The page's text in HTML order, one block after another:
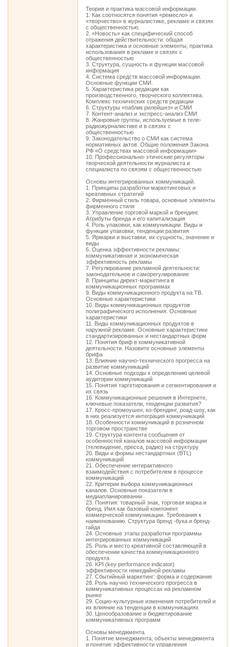
Теория и практика массовой информации.
1. Как соотносятся понятия «ремесло» и
«творчество» в журналистике, рекламе и связях
с общественностью.
2. «Новость» как специфический способ
отражения действительности: общая
характеристика и основные элементы, практика
использования в рекламе и связях с
общественностью
3. Структура, сущность и функции массовой
информация
4. Система средств массовой информации.
Основные функции СМИ.
5. Характеристика редакции как
производственного, творческого коллектива.
Комплекс технических средств редакции
6. Структуры «паблик рилейшнз» и СМИ
7. Контент-анализ и экспресс-анализ СМИ
8. Жанровые группы, используемые в теле-
радиожурналистике и в связях с
общественностью
9. Законодательство о СМИ как система
нормативных актов. Общие положения Закона
РФ «О средствах массовой информации»
10. Профессионально-этические регуляторы
творческой деятельности журналиста и
специалиста по связям с общественностью
Основы интегрированных коммуникаций.
1. Принципы разработки маркетинговых и
креативных стратегий
2. Фирменный стиль товара, основные элементы
фирменного стиля
3. Управление торговой маркой и брендинг.
Атрибуты бренда и его капитализация
4. Роль упаковки, как коммуникации. Виды и
функции упаковки, тенденции развития
5. Ярмарки и выставки, их сущность, значение и
виды
6. Оценка эффективности рекламы:
коммуникативная и экономическая
эффективность рекламы
7. Регулирование рекламной деятельности:
законодательное и саморегулирование
8. Принципы директ-маркетинга в
коммуникационных программах
9. Виды коммуникационного продукта на ТВ.
Основные характеристики
10. Виды коммуникационных продуктов
полиграфического исполнения. Основные
характеристики
11. Виды коммуникационных продуктов в
наружной рекламе. Основные характеристики
стандартизированных и нестандартных форм
12. Понятия бриф в коммуникативной
деятельности. Назовите основные элементы
брифа
13. Влияние научно-технического прогресса на
развитие коммуникаций
14. Основные подходы к определению целевой
аудитории коммуникаций
15. Понятия таргетирования и сегментирования и
их связь
16. Коммуникационные решения в Интернете,
ключевые показатели, тенденции развития?
17. Кросс-промоушен, ко-брендинг, роад-шоу, как
в них реализуется интеграция коммуникаций
18. Особенности коммуникаций в розничном
торговом пространстве
19. Структура контента сообщения от
особенностей каналов массовой информации
(телевидение, пресса, радио) на структуру
20. Виды и формы нестандартных (BTL)
коммуникаций
21. Обеспечение интерактивного
взаимодействия с потребителем в процессе
коммуникаций
22. Критерии выбора коммуникационных
каналов. Основные показатели в
медиапланироввании
23. Понятия: товарный знак, торговая марка и
бренд. Имя как базовый компонент
коммерческой коммуникации. Требования к
наименованию. Структура бренд -бука и бренд-
гайда
24. Основные этапы разработки программы
интегрированных коммуникаций
25. Роль и место креативной составляющей в
обеспечении качества коммуникационного
продукта
26. KPI (key performance indicator)
эффективности немедийной рекламы
27. Сбытийный маркетинг: форма и содержание
28. Роль научно технического прогресса в
коммуникативных процессах на рекламном
рынке
29. Социо-культурные изменения потребителей и
их влияние на тенденции в коммуникациях
30. Ценообразование и бюджетирование
коммуникативных программ
Основы менеджмента.
1. Понятие менеджмента, объекты менеджмента
и понятие эффективности управления